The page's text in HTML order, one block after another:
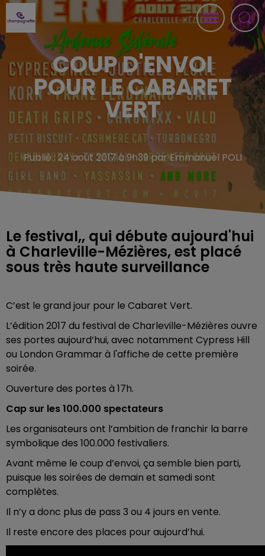
COUP D'ENVOI
POUR LE CABARET
VERT
Publié : 24 août 2017 à 9h39 par Emmanuel POLI
Le festival,, qui débute aujourd'hui
à Charleville-Mézières, est placé
sous très haute surveillance
C’est le grand jour pour le Cabaret Vert.
L’édition 2017 du festival de Charleville-Mézières ouvre
ses portes aujourd’hui, avec notamment Cypress Hill
ou London Grammar à l'affiche de cette première
soirée.
Ouverture des portes à 17h.
Cap sur les 100.000 spectateurs
Les organisateurs ont l’ambition de franchir la barre
symbolique des 100.000 festivaliers.
Avant même le coup d’envoi, ça semble bien parti,
puisque les soirées de demain et samedi sont
complètes.
Il n’y a donc plus de pass 3 ou 4 jours en vente.
Il reste encore des places pour aujourd’hui.